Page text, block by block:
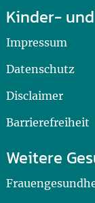
Kinder-
Impressum
Datenschutz
Disclaimer
Barrierefreiheit
Weitere